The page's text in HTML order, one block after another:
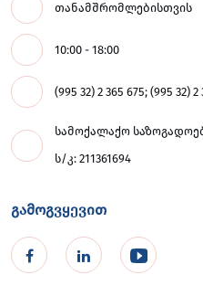
თანამშრომლებისთვის
10:00 - 18:00
(995 32) 2 365 675; (995 32) 2
სამოქალაქო
ს/კ: 211361694
გამოგვყევით